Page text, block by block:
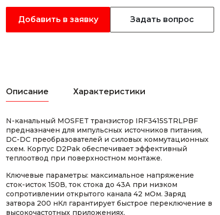
Добавить в заявку Задать вопрос
Описание Характеристики
N-канальный MOSFET транзистор IRF3415STRLPBF
предназначен для импульсных источников питания,
DC-DC преобразователей и силовых коммутационных
схем. Корпус D2Pak обеспечивает эффективный
теплоотвод при поверхностном монтаже.
Ключевые параметры: максимальное напряжение
сток-исток 150В, ток стока до 43А при низком
сопротивлении открытого канала 42 мОм. Заряд
затвора 200 нКл гарантирует быстрое переключение в
высокочастотных приложениях.